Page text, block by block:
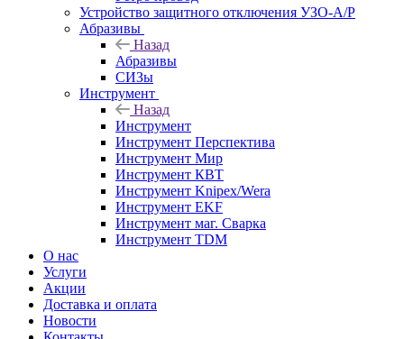
Устройство защитного отключения УЗО-А/Р
Абразивы
Назад
Абразивы
СИЗы
Инструмент
Назад
Инструмент
Инструмент Перспектива
Инструмент Мир
Инструмент КВТ
Инструмент Knipex/Wera
Инструмент EKF
Инструмент маг. Сварка
Инструмент TDM
О нас
Услуги
Акции
Доставка и оплата
Новости